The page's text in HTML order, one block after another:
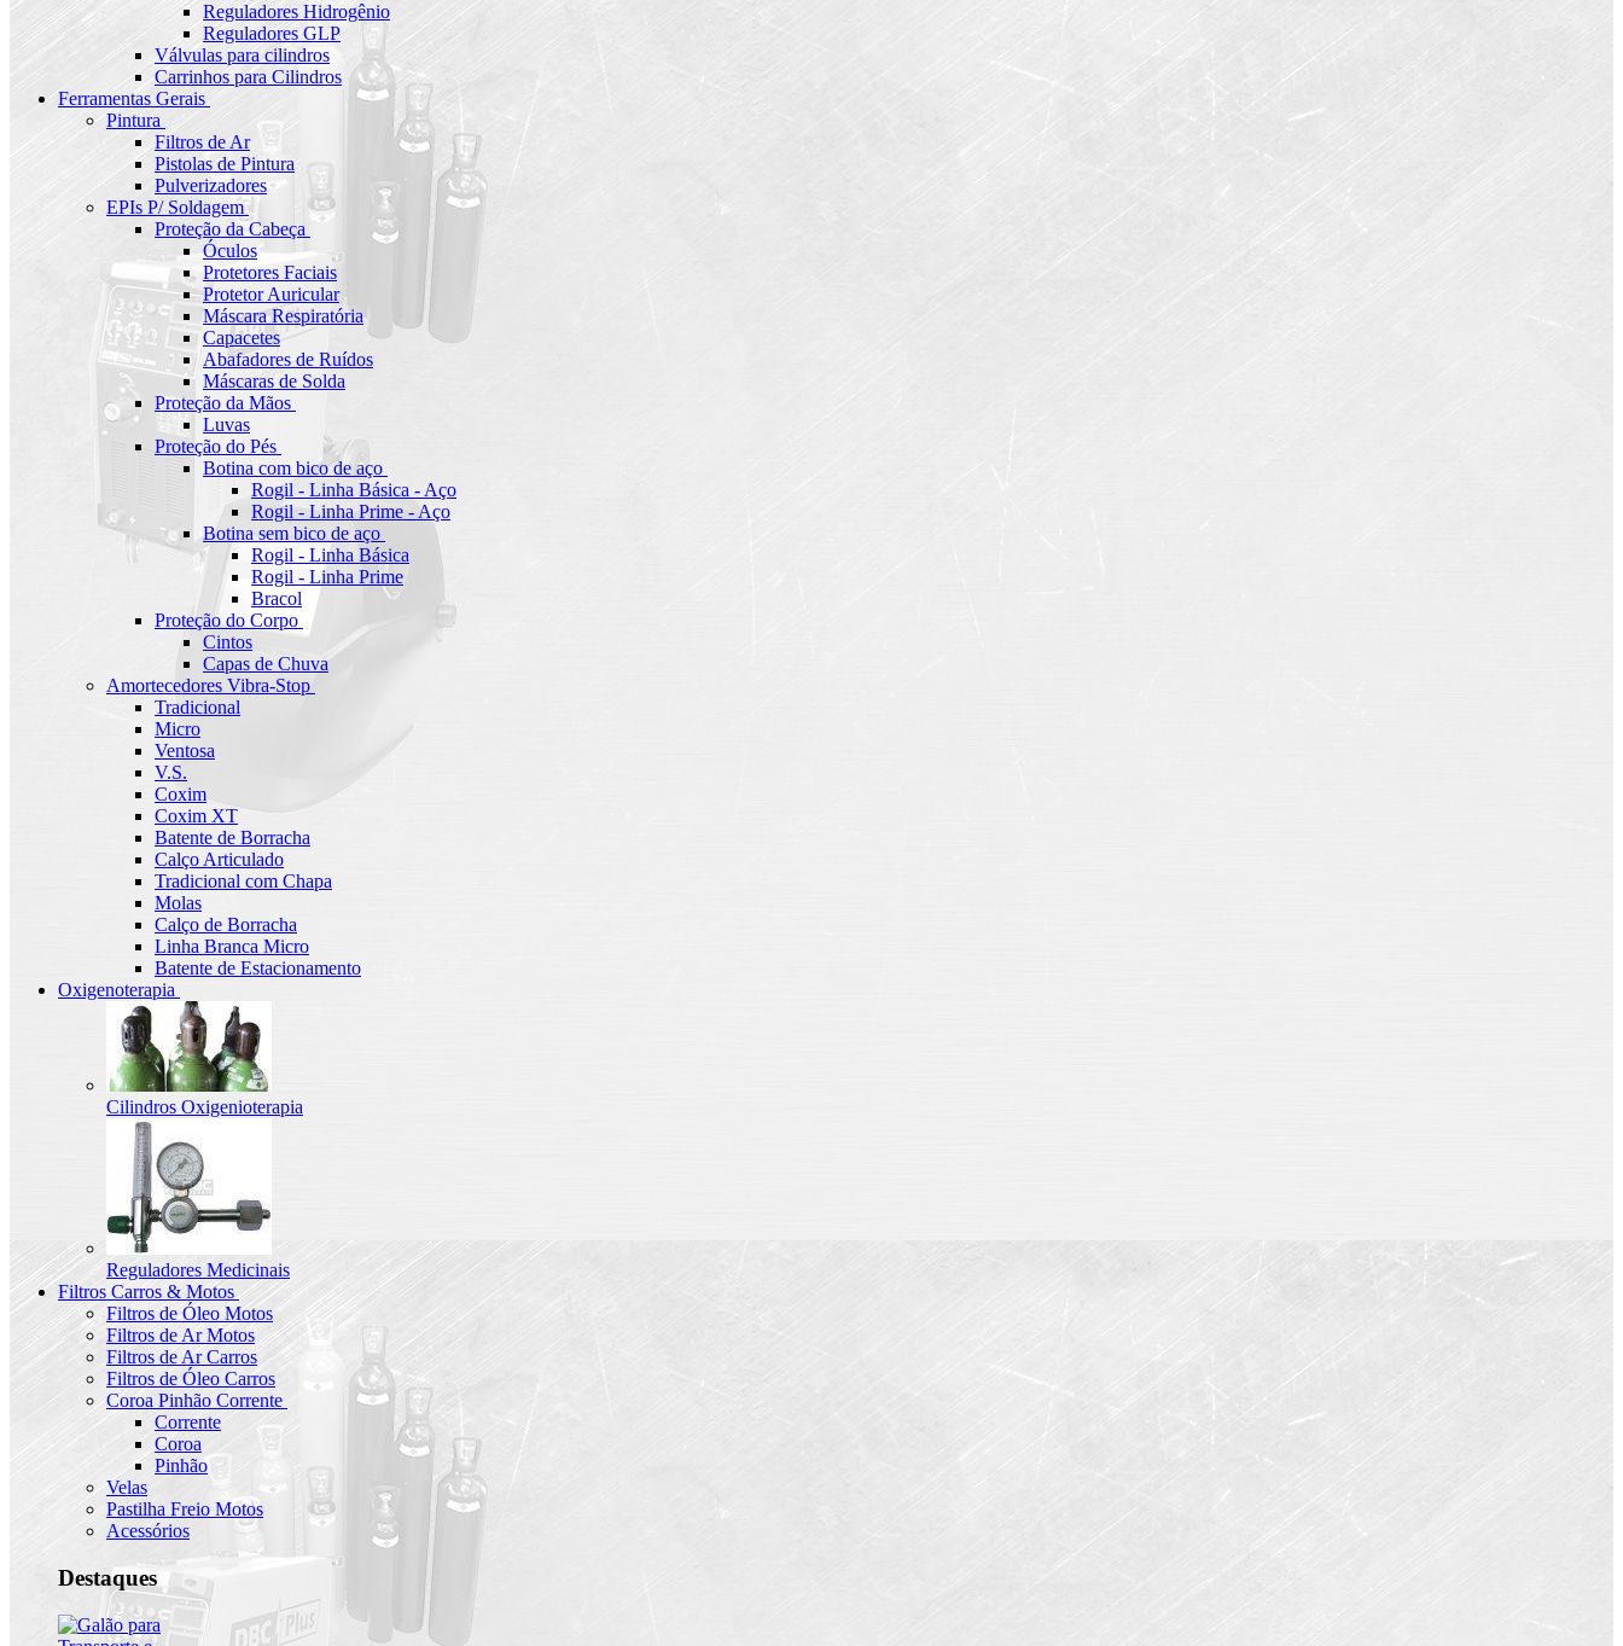
Reguladores Hidrogênio
Reguladores GLP
Válvulas para cilindros
Carrinhos para Cilindros
Ferramentas Gerais
Pintura
Filtros de Ar
Pistolas de Pintura
Pulverizadores
EPIs P/ Soldagem
Proteção da Cabeça
Óculos
Protetores Faciais
Protetor Auricular
Máscara Respiratória
Capacetes
Abafadores de Ruídos
Máscaras de Solda
Proteção da Mãos
Luvas
Proteção do Pés
Botina com bico de aço
Rogil - Linha Básica - Aço
Rogil - Linha Prime - Aço
Botina sem bico de aço
Rogil - Linha Básica
Rogil - Linha Prime
Bracol
Proteção do Corpo
Cintos
Capas de Chuva
Amortecedores Vibra-Stop
Tradicional
Micro
Ventosa
V.S.
Coxim
Coxim XT
Batente de Borracha
Calço Articulado
Tradicional com Chapa
Molas
Calço de Borracha
Linha Branca Micro
Batente de Estacionamento
Oxigenoterapia
Cilindros Oxigenioterapia
Reguladores Medicinais
Filtros Carros & Motos
Filtros de Óleo Motos
Filtros de Ar Motos
Filtros de Ar Carros
Filtros de Óleo Carros
Coroa Pinhão Corrente
Corrente
Coroa
Pinhão
Velas
Pastilha Freio Motos
Acessórios
Destaques